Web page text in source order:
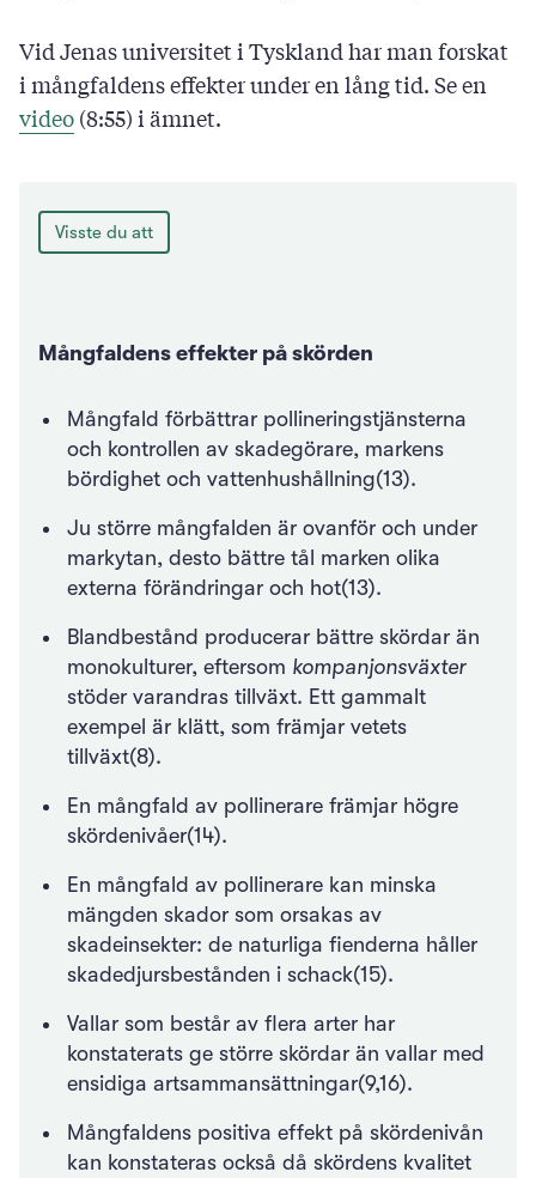
Vid Jenas universitet i Tyskland har man forskat
i mångfaldens effekter under en lång tid. Se en
video(8:55) i ämnet.
Visste du att
Mångfaldens effekter på skörden
Mångfald förbättrar pollineringstjänsterna
och kontrollen av skadegörare, markens
bördighet och vattenhushållning(13).
Ju större mångfalden är ovanför och under
markytan, desto bättre tål marken olika
externa förändringar och hot(13).
Blandbestånd producerar bättre skördar än
monokulturer, eftersom kompanjonsväxter
stöder varandras tillväxt. Ett gammalt
exempel är klätt, som främjar vetets
tillväxt(8).
En mångfald av pollinerare främjar högre
skördenivåer(14).
En mångfald av pollinerare kan minska
mängden skador som orsakas av
skadeinsekter: de naturliga fienderna håller
skadedjursbestånden i schack(15).
Vallar som består av flera arter har
konstaterats ge större skördar än vallar med
ensidiga artsammansättningar(9,16).
Mångfaldens positiva effekt på skördenivån
kan konstateras också då skördens kvalitet